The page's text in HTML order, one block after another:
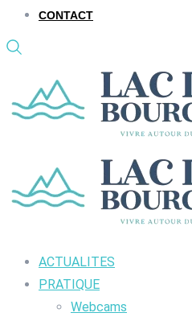
CONTACT
ACTUALITES
PRATIQUE
Webcams